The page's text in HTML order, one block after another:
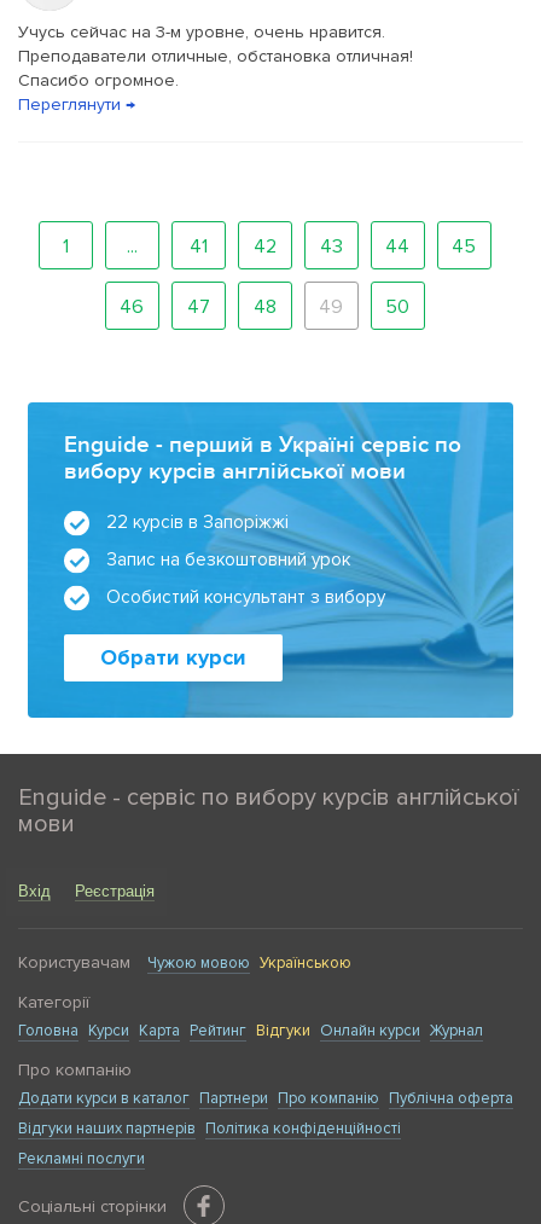
Учусь сейчас на 3-м уровне, очень нравится.
Преподаватели отличные, обстановка отличная!
Спасибо огромное.
Переглянути →
1 ... 41 42 43 44 45
46 47 48 49 50
Enguide - перший в Україні сервіс по
вибору курсів англійської мови
22 курсів в Запоріжжі
Запис на безкоштовний урок
Особистий консультант з вибору
Обрати курси
Enguide - сервіс по вибору курсів англійської
мови
Вхід Реєстрація
Користувачам Чужою мовою Українською
Категорії
Головна Курси Карта Рейтинг Відгуки Онлайн курси Журнал
Про компанію
Додати курси в каталог Партнери Про компанію
Публічна оферта
Відгуки наших партнерів
Політика конфіденційності
Рекламні послуги
Соціальні сторінки